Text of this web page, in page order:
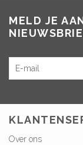
MELD JE
Over ons